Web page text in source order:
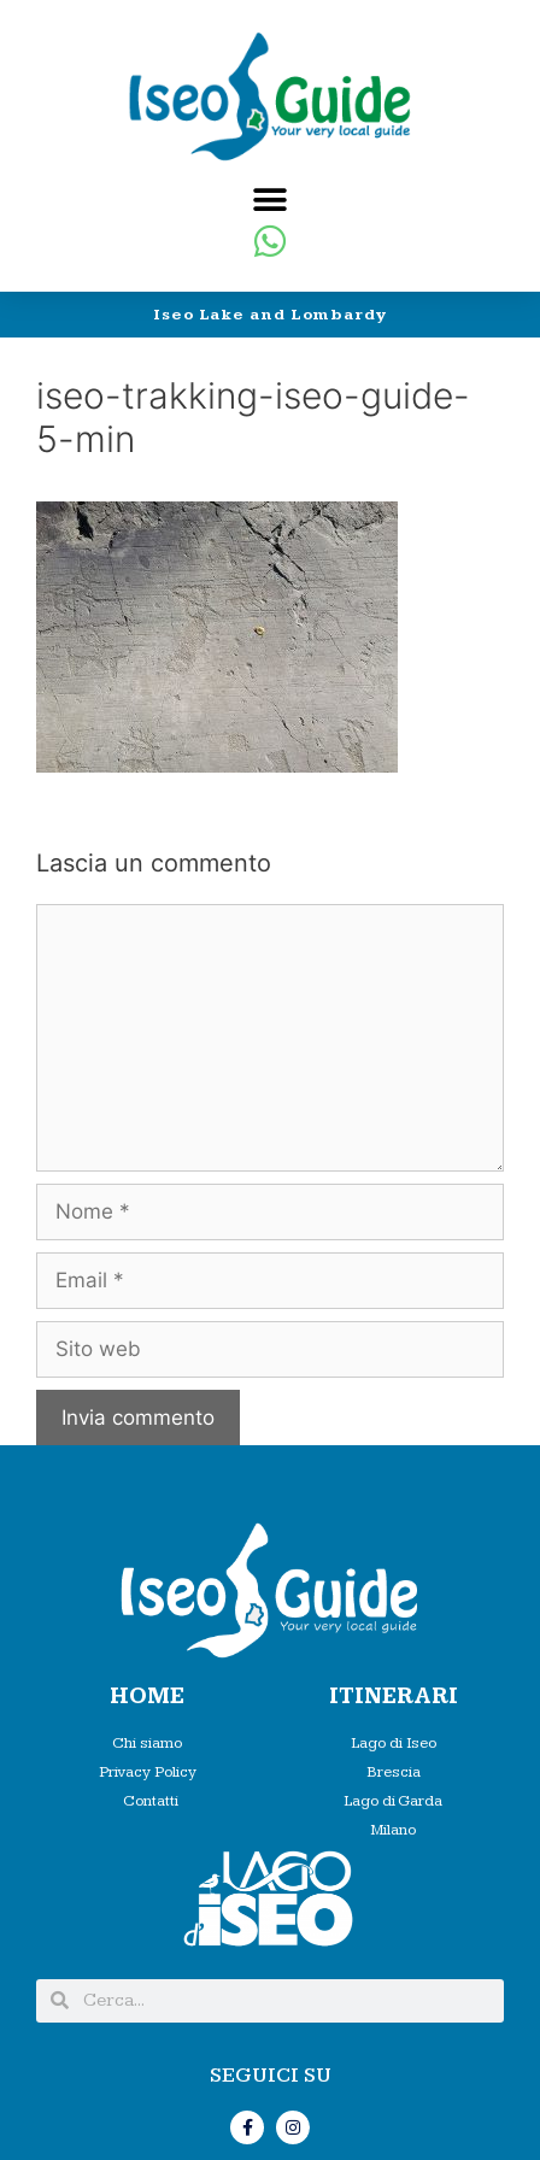
Iseo Lake and Lombardy
iseo-trakking-iseo-guide-
5-min
Lascia un commento
HOME
Chi siamo
Privacy Policy
Contatti
ITINERARI
Lago di Iseo
Brescia
Lago di Garda
Milano
SEGUICI SU